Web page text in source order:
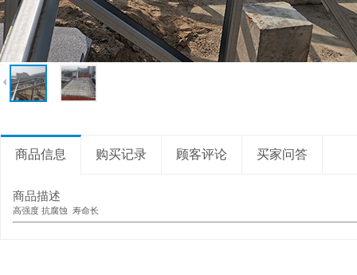
商品信息 购买记录 顾客评论 买家问答
商品描述
高强度 抗腐蚀 寿命长